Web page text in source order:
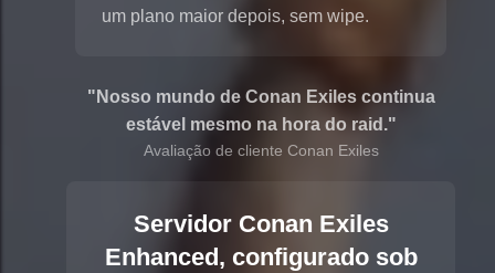
um plano maior depois, sem wipe.
"Nosso mundo de Conan Exiles continua
estável mesmo na hora do raid."
Avaliação de cliente Conan Exiles
Servidor Conan Exiles
Enhanced, configurado sob